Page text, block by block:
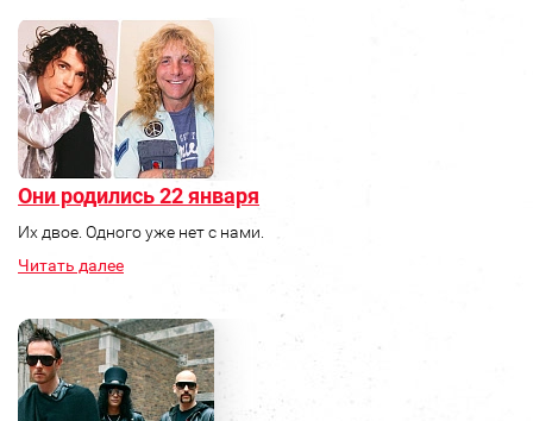
Они родились 22 января
Их двое. Одного уже нет с нами.
Читать далее